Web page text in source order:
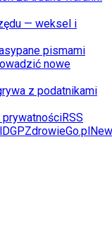
— weksel i
pismami
nowe
z podatnikami
RSS
DGPZdrowieGo.pl